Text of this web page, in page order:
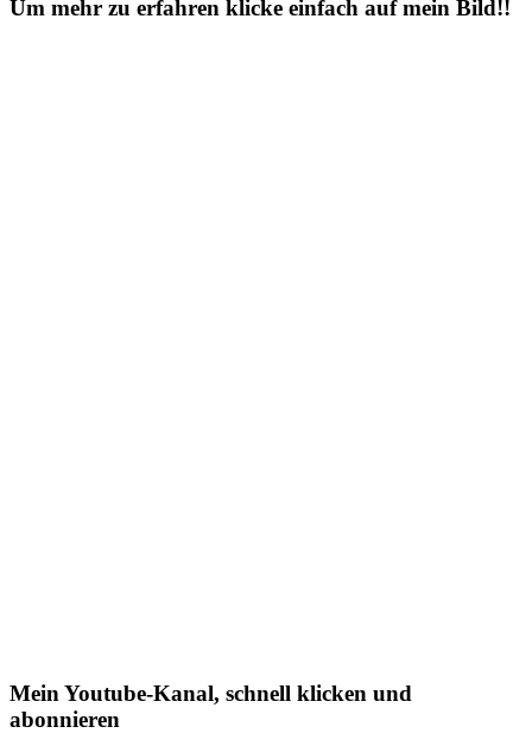
Um mehr zu erfahren klicke einfach auf mein Bild!!
Mein Youtube-Kanal, schnell klicken und
abonnieren